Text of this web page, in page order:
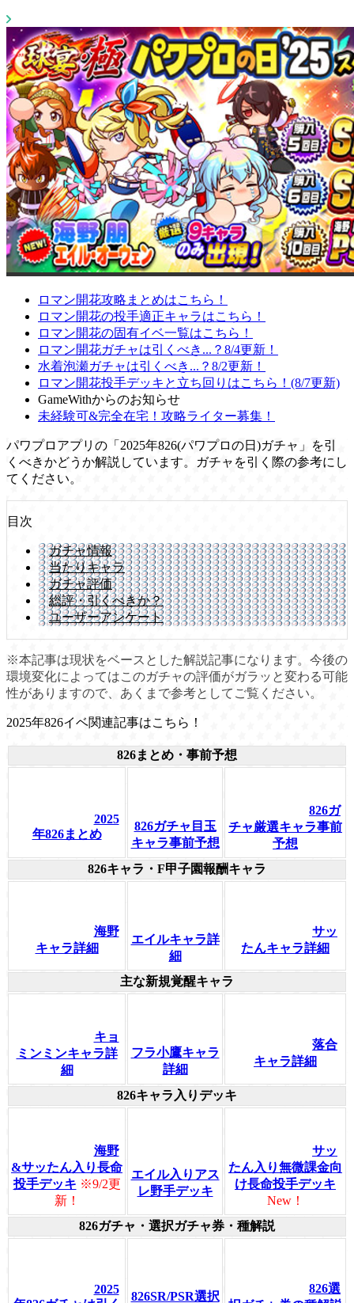
ロマン開花攻略まとめはこちら！
ロマン開花の投手適正キャラはこちら！
ロマン開花の固有イベ一覧はこちら！
ロマン開花ガチャは引くべき...？8/4更新！
水着泡瀬ガチャは引くべき...？8/2更新！
ロマン開花投手デッキと立ち回りはこちら！(8/7更新)
GameWithからのお知らせ
未経験可&完全在宅！攻略ライター募集！
パワプロアプリの「2025年826(パワプロの日)ガチャ」を引
くべきかどうか解説しています。ガチャを引く際の参考にし
てください。
目次
ガチャ情報
当たりキャラ
ガチャ評価
総評・引くべきか？
ユーザーアンケート
※本記事は現状をベースとした解説記事になります。今後の
環境変化によってはこのガチャの評価がガラッと変わる可能
性がありますので、あくまで参考としてご覧ください。
2025年826イベ関連記事はこちら！
826まとめ・事前予想
2025
年826まとめ
826ガチャ目玉
キャラ事前予想
826ガ
チャ厳選キャラ事前
予想
826キャラ・F甲子園報酬キャラ
海野
キャラ詳細
エイルキャラ詳
細
サッ
たんキャラ詳細
主な新規覚醒キャラ
キョ
ミンミンキャラ詳
細
フラ小鷹キャラ
詳細
落合
キャラ詳細
826キャラ入りデッキ
海野
&サッたん入り長命
投手デッキ ※9/2更
新！
エイル入りアス
レ野手デッキ
サッ
たん入り無微課金向
け長命投手デッキ
New！
826ガチャ・選択ガチャ券・種解説
2025
826SR/PSR選択
826選